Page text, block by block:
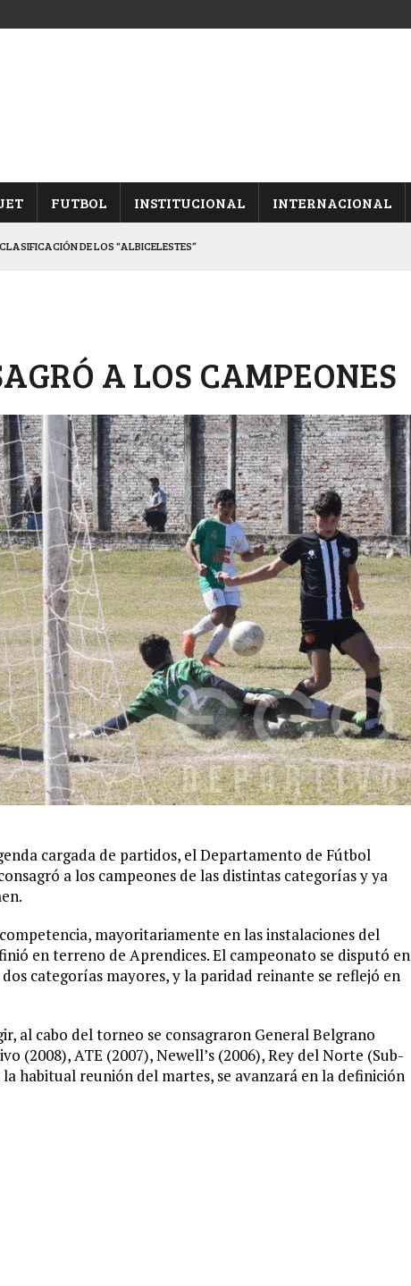
FUTBOL INSTITUCIONAL INTERNACIONAL
DE LOS “ALBICELESTES”
POR EL PASE A “SEMIS”
CON CACU Y CANALLAS
A LOS CAMPEONES
cargada de partidos, el Departamento de Fútbol
a los campeones de las distintas categorías y ya
mayoritariamente en las instalaciones del
en terreno de Aprendices. El campeonato se disputó en
categorías mayores, y la paridad reinante se reflejó en
al cabo del torneo se consagraron General Belgrano
(2008), ATE (2007), Newell’s (2006), Rey del Norte (Sub-
la habitual reunión del martes, se avanzará en la definición